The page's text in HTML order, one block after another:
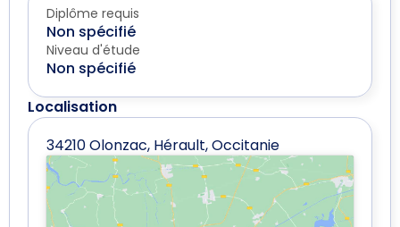
Diplôme requis
Non spécifié
Niveau d'étude
Non spécifié
Localisation
34210 Olonzac, Hérault, Occitanie